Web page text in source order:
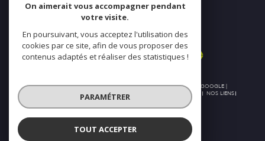
ADHÉRONS
© 2026 | TOUS DROITS RÉSERVÉS | TRADUCTION POWERED BY GOOGLE |
PLAN DU SITE MENTIONS LÉGALES ADMIN
NOS LIENS
POLITIQUE RGPD
On aimerait vous accompagner pendant
votre visite.
En poursuivant, vous acceptez l'utilisation des
cookies par ce site, afin de vous proposer des
contenus adaptés et réaliser des statistiques !
PARAMÉTRER
TOUT ACCEPTER